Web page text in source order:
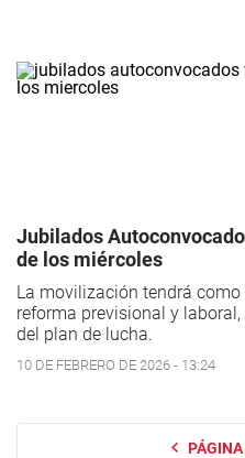
Jubilados
de los miércoles
La movilización tendrá
reforma previsional y
del plan de lucha.
10 DE FEBRERO DE 2026 - 13:24
PÁGINA